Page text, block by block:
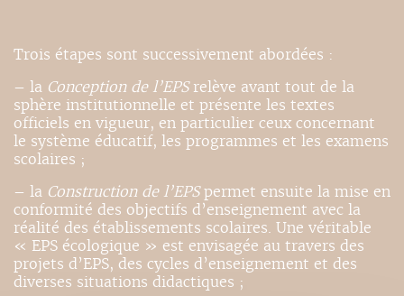
Trois étapes sont successivement abordées :
– la Conception de l’EPSrelève avant tout de la
sphère institutionnelle et présente les textes
officiels en vigueur, en particulier ceux concernant
le système éducatif, les programmes et les examens
scolaires ;
– la Construction de l’EPSpermet ensuite la mise en
conformité des objectifs d’enseignement avec la
réalité des établissements scolaires. Une véritable
« EPS écologique » est envisagée au travers des
projets d’EPS, des cycles d’enseignement et des
diverses situations didactiques ;